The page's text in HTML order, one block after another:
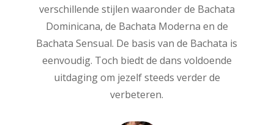
verschillende stijlen waaronder de Bachata
Dominicana, de Bachata Moderna en de
Bachata Sensual. De basis van de Bachata is
eenvoudig. Toch biedt de dans voldoende
uitdaging om jezelf steeds verder de
verbeteren.